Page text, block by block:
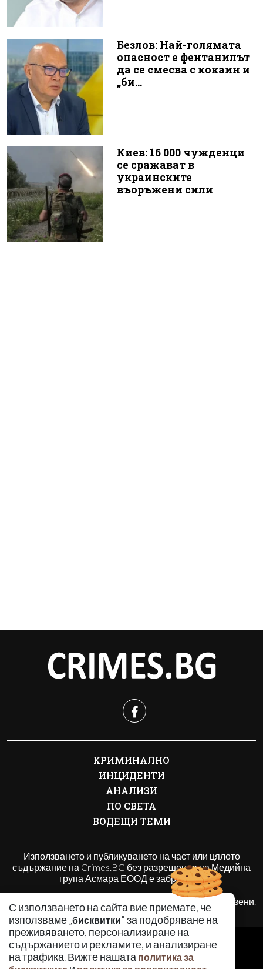
Безлов: Най-голямата
опасност е фентанилът
да се смесва с кокаин и
„би...
Киев: 16 000 чужденци
се сражават в
украинските
въоръжени сили
С използването на сайта вие приемате, че
използваме „бисквитки" за подобряване на
преживяването, персонализиране на
съдържанието и рекламите, и анализиране
на трафика. Вижте нашата политика за
КРИМИНАЛНО
ИНЦИДЕНТИ
АНАЛИЗИ
ПО СВЕТА
ВОДЕЩИ ТЕМИ
Използването и публикуването на част или цялото
съдържание на Crimes.BG без разрешение на Медийна
група Асмара ЕООД е забранено.
© 2010 - 2026 | Crimes.BG. Всички права запазени.
РЕКЛАМА
КОНТАКТИ